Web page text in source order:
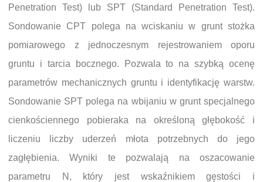
Penetration Test) lub SPT (Standard Penetration Test).
Sondowanie CPT polega na wciskaniu w grunt stożka
pomiarowego z jednoczesnym rejestrowaniem oporu
gruntu i tarcia bocznego. Pozwala to na szybką ocenę
parametrów mechanicznych gruntu i identyfikację warstw.
Sondowanie SPT polega na wbijaniu w grunt specjalnego
cienkościennego pobieraka na określoną głębokość i
liczeniu liczby uderzeń młota potrzebnych do jego
zagłębienia. Wyniki te pozwalają na oszacowanie
parametru N, który jest wskaźnikiem gęstości i